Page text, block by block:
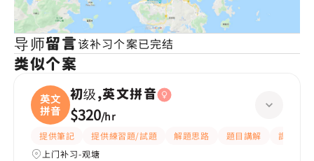
导师留言该补习个案已完结
类似个案
英文
拼音
初级,英文拼音
$320/hr
提供筆記 提供練習題/試題 解題思路 題目講解
課程設計
上门补习-观塘